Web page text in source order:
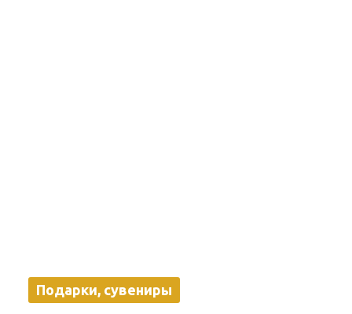
Подарки, сувениры